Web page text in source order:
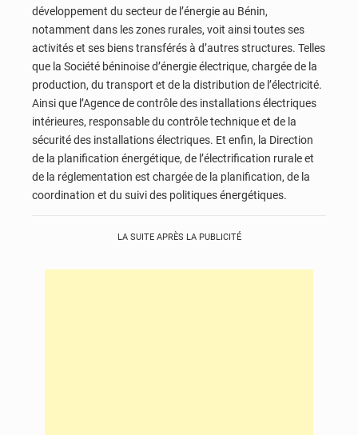
développement du secteur de l’énergie au Bénin,
notamment dans les zones rurales, voit ainsi toutes ses
activités et ses biens transférés à d’autres structures. Telles
que la Société béninoise d’énergie électrique, chargée de la
production, du transport et de la distribution de l’électricité.
Ainsi que l’Agence de contrôle des installations électriques
intérieures, responsabledu contrôle technique et de la
sécurité des installations électriques. Et enfin, la Direction
de la planification énergétique, de l’électrification rurale et
de la réglementation est chargée de la planification, de la
coordination et du suivi des politiques énergétiques.
LA SUITE APRÈS LA PUBLICITÉ